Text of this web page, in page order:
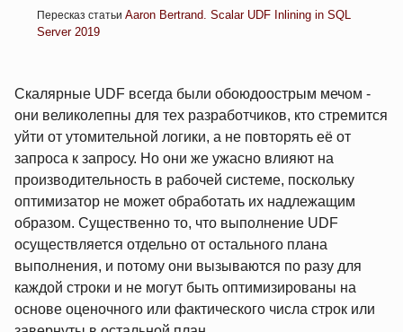
Пересказ статьи Aaron Bertrand. Scalar UDF Inlining in SQL
Server 2019
Скалярные UDF всегда были обоюдоострым мечом -
они великолепны для тех разработчиков, кто стремится
уйти от утомительной логики, а не повторять её от
запроса к запросу. Но они же ужасно влияют на
производительность в рабочей системе, поскольку
оптимизатор не может обработать их надлежащим
образом. Существенно то, что выполнение UDF
осуществляется отдельно от остального плана
выполнения, и потому они вызываются по разу для
каждой строки и не могут быть оптимизированы на
основе оценочного или фактического числа строк или